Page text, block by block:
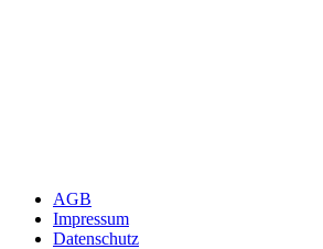
AGB
Impressum
Datenschutz